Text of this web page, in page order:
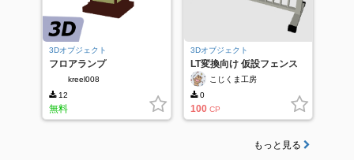
3Dオブジェクト
フロアランプ
kreel008
12
無料
3Dオブジェクト
LT変換向け 仮設フェンス
こじくま工房
0
100 CP
もっと見る